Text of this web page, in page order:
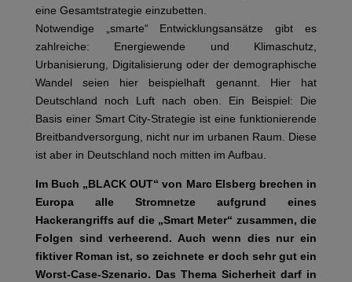
eine Gesamtstrategie einzubetten.
Notwendige „smarte“ Entwicklungsansätze gibt es
zahlreiche: Energiewende und Klimaschutz,
Urbanisierung, Digitalisierung oder der demographische
Wandel seien hier beispielhaft genannt. Hier hat
Deutschland noch Luft nach oben. Ein Beispiel: Die
Basis einer Smart City-Strategie ist eine funktionierende
Breitbandversorgung, nicht nur im urbanen Raum. Diese
ist aber in Deutschland noch mitten im Aufbau.
Im Buch „BLACK OUT“ von Marc Elsberg brechen in
Europa alle Stromnetze aufgrund eines
Hackerangriffs auf die „Smart Meter“ zusammen, die
Folgen sind verheerend. Auch wenn dies nur ein
fiktiver Roman ist, so zeichnete er doch sehr gut ein
Worst-Case-Szenario. Das Thema Sicherheit darf in